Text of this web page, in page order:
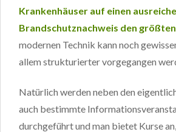
Krankenhäuser auf einen
Brandschutznachweis den
modernen Technik kann noch
allem strukturierter vorgegangen
Natürlich werden neben den
auch bestimmte
durchgeführt und man bietet Kurse